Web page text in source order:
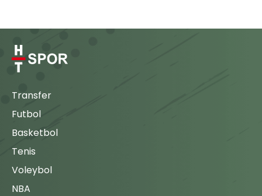
Transfer
Futbol
Basketbol
Tenis
Voleybol
NBA